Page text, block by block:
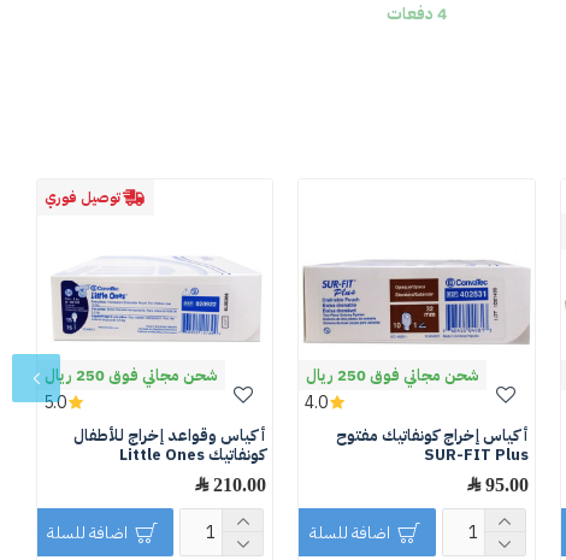
4 دفعات
شحن مجاني فوق 250 ريال
أكياس إخراج كونفاتيك مفتوح
SUR-FIT Plus
95.00 ﷼
4.0
اضافة للسلة
توصيل فوري
شحن مجاني فوق 250 ريال
أكياس وقواعد إخراج للأطفال
كونفاتيك Little Ones
210.00 ﷼
5.0
اضافة للسلة